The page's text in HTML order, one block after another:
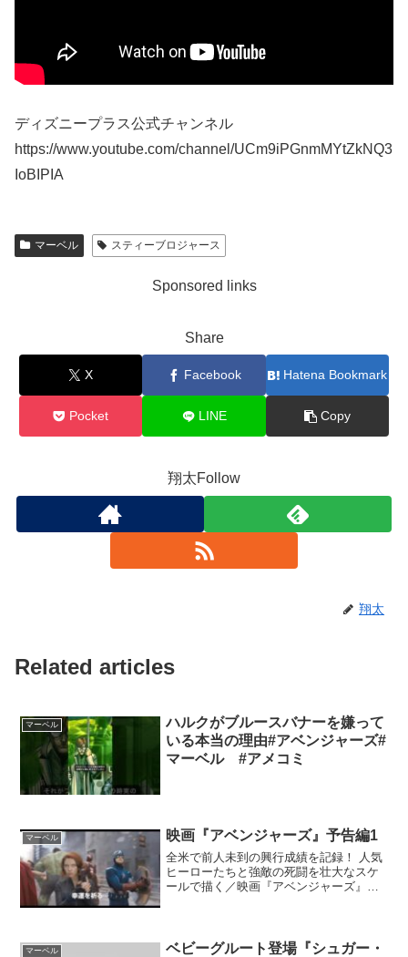
ディズニープラス公式チャンネル
https://www.youtube.com/channel/UCm9iPGnmMYtZkNQ3
IoBIPIA
マーベル スティーブロジャース
Sponsored links
Share
X Facebook Hatena Bookmark
Pocket LINE Copy
翔太Follow
翔太
Related articles
マーベル
ハルクがブルースバナーを嫌って
いる本当の理由#アベンジャーズ#
マーベル #アメコミ
マーベル 映画『アベンジャーズ』予告編1
全米で前人未到の興行成績を記録！ 人気
ヒーローたちと強敵の死闘を壮大なスケ
ールで描く／映画『アベンジャーズ』
し、巨悪と戦う大きなアクショ...
マーベル
ベビーグルート登場『シュガー・